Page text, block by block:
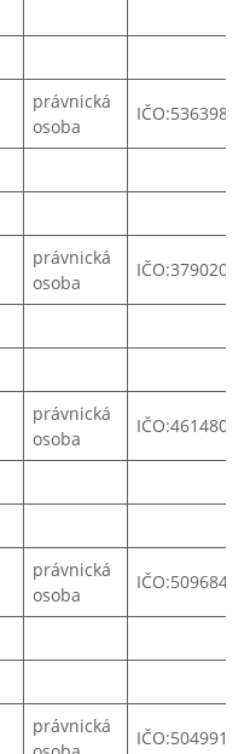
právnická
osoba
IČO:53639804
právnická
osoba
IČO:37902041
právnická
osoba
IČO:46148060
právnická
osoba
IČO:50968467
právnická
IČO:50499165